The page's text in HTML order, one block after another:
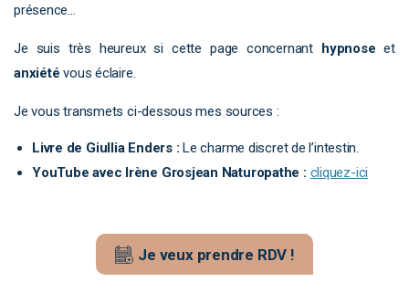
présence…
Je suis très heureux si cette page concernant hypnose et
anxiété vous éclaire.
Je vous transmets ci-dessous mes sources :
Livre de Giullia Enders : Le charme discret de l’intestin.
YouTube avec Irène Grosjean Naturopathe : cliquez-ici
Je veux prendre RDV !